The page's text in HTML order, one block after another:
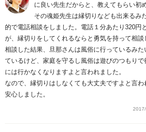
に良い先生だからと、教えてもらい初
その魂姫先生は縁切りなども出来るみ
的で電話相談をしました。電話１分あたり320円
が、縁切りをしてくれるならと勇気を持って相談
相談した結果、旦那さんは風俗に行っているみた
ているけど、家庭を守るし風俗は遊びのつもり
には行かなくなりますよと言われました。
なので、縁切りはしなくても大丈夫ですよと言
安心しました。